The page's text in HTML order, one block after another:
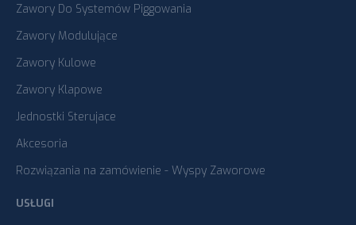
Zawory Do Systemów Piggowania
Zawory Modulujące
Zawory Kulowe
Zawory Klapowe
Jednostki Sterujace
Akcesoria
Rozwiązania na zamówienie - Wyspy Zaworowe
USŁUGI